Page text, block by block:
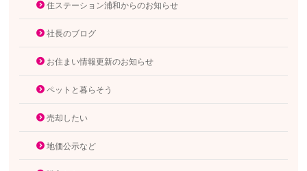
住ステーション浦和からのお知らせ
社長のブログ
お住まい情報更新のお知らせ
ペットと暮らそう
売却したい
地価公示など